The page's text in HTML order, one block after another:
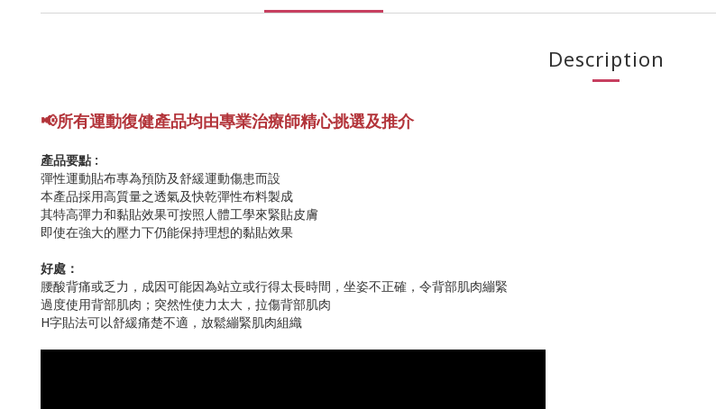
Description
📢所有運動復健產品均由專業治療師精心挑選及推介
產品要點 :
彈性運動貼布專為預防及舒緩運動傷患而設
本產品採用高質量之透氣及快乾彈性布料製成
其特高彈力和黏貼效果可按照人體工學來緊貼皮膚
即使在強大的壓力下仍能保持理想的黏貼效果
好處：
腰酸背痛或乏力，成因可能因為站立或行得太長時間，坐姿不正確，令背部肌肉繃緊
過度使用背部肌肉；突然性使力太大，拉傷背部肌肉
H字貼法可以舒緩痛楚不適，放鬆繃緊肌肉組織